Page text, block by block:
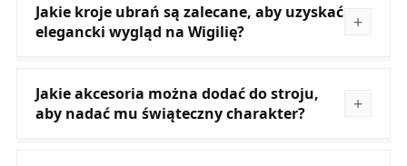
Jakie kroje ubrań są zalecane, aby uzyskać
elegancki wygląd na Wigilię?
Jakie akcesoria można dodać do stroju,
aby nadać mu świąteczny charakter?